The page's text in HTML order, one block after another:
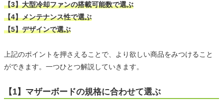
【3】大型冷却ファンの搭載可能数で選ぶ
【4】メンテナンス性で選ぶ
【5】デザインで選ぶ
上記のポイントを押さえることで、より欲しい商品をみつけること
ができます。一つひとつ解説していきます。
【1】マザーボードの規格に合わせて選ぶ